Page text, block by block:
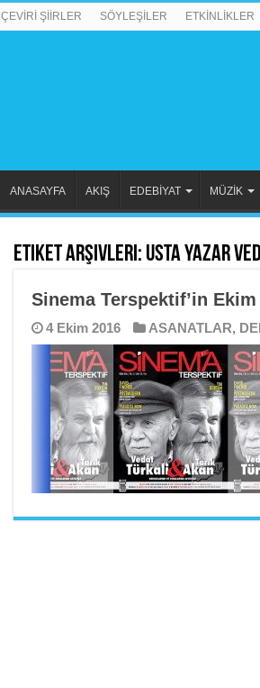
ÇEVİRİ ŞİİRLER SÖYLEŞİLER ETKİNLİKLER
ANASAYFA AKIŞ EDEBİYAT MÜZİK
Etiket Arşivleri: Usta Yazar
Sinema Terspektif’in Ekim
4 Ekim 2016 ASANATLAR,